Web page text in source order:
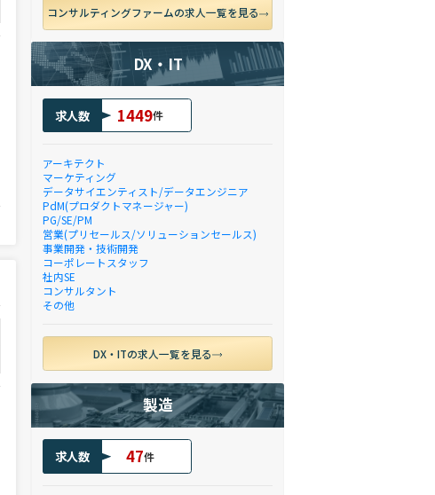
コンサルティングファームの求人一覧を見る
DX・IT
求人数 1449件
アーキテクト
マーケティング
データサイエンティスト/データエンジニア
PdM(プロダクトマネージャー)
PG/SE/PM
営業(プリセールス/ソリューションセールス)
事業開発・技術開発
コーポレートスタッフ
社内SE
コンサルタント
その他
DX・ITの求人一覧を見る
製造
求人数 47件